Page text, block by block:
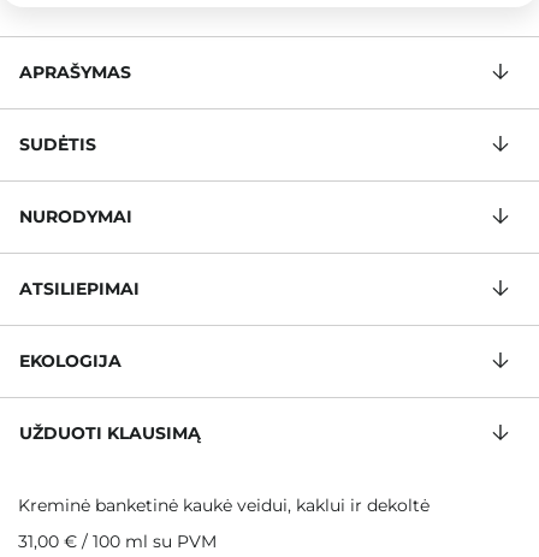
APRAŠYMAS
SUDĖTIS
NURODYMAI
ATSILIEPIMAI
EKOLOGIJA
UŽDUOTI KLAUSIMĄ
Kreminė banketinė kaukė veidui, kaklui ir dekoltė
31,00 € / 100 ml su PVM